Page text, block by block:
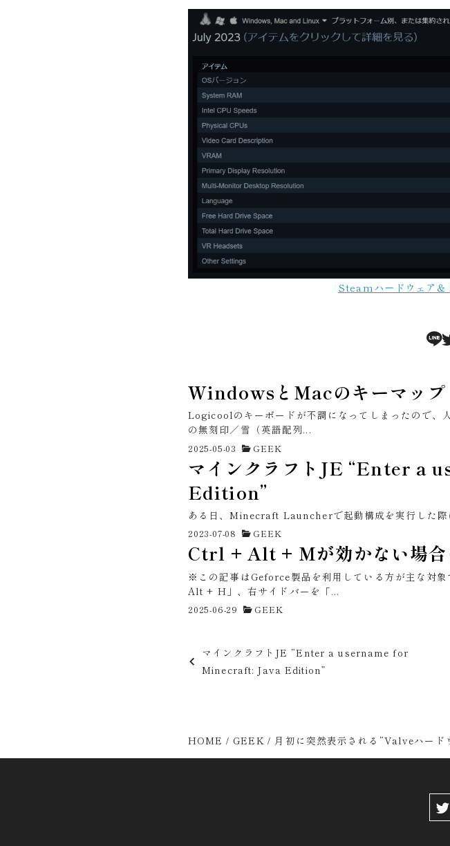
Steamハードウェア
WindowsとMacのキーマッ
Logicoolのキーボードが不調になってしまったので
の無刻印／雪（英語配列...
2025-05-03 GEEK
マインクラフトJE “Enter
Edition”
ある日、Minecraft Launcherで起動構成を実行し
2023-07-08 GEEK
Ctrl + Alt + Mが効かない場合
※この記事はGeforce製品を利用している方が主な対
Alt + H」、右サイドバーを「...
2025-06-29 GEEK
投
稿
ゲ
マインクラフトJE “Enter a username for
Minecraft: Java Edition”
HOME GEEK 月初に突然表示される“Valveハード